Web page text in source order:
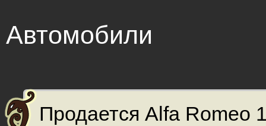
Автомобили
Продается Alfa Romeo